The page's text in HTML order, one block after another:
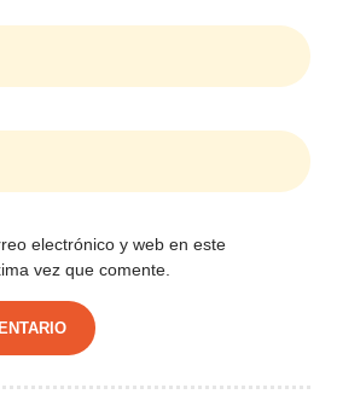
electrónico y web en este
vez que comente.